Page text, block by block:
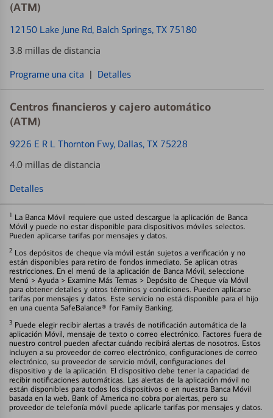
(ATM)
12150 Lake June Rd, Balch Springs, TX 75180
3.8 millas de distancia
Programe una cita | Detalles
Centros financieros y cajero automático
(ATM)
9226 E R L Thornton Fwy, Dallas, TX 75228
4.0 millas de distancia
Detalles
1 La Banca Móvil requiere que usted descargue la aplicación de Banca
Móvil y puede no estar disponible para dispositivos móviles selectos.
Pueden aplicarse tarifas por mensajes y datos.
2 Los depósitos de cheque vía móvil están sujetos a verificación y no
están disponibles para retiro de fondos inmediato. Se aplican otras
restricciones. En el menú de la aplicación de Banca Móvil, seleccione
Menú > Ayuda > Examine Más Temas > Depósito de Cheque vía Móvil
para obtener detalles y otros términos y condiciones. Pueden aplicarse
tarifas por mensajes y datos. Este servicio no está disponible para el hijo
en una cuenta SafeBalance® for Family Banking.
3 Puede elegir recibir alertas a través de notificación automática de la
aplicación Móvil, mensaje de texto o correo electrónico. Factores fuera de
nuestro control pueden afectar cuándo recibirá alertas de nosotros. Estos
incluyen a su proveedor de correo electrónico, configuraciones de correo
electrónico, su proveedor de servicio móvil, configuraciones del
dispositivo y de la aplicación. El dispositivo debe tener la capacidad de
recibir notificaciones automáticas. Las alertas de la aplicación móvil no
están disponibles para todos los dispositivos o en nuestra Banca Móvil
basada en la web. Bank of America no cobra por alertas, pero su
proveedor de telefonía móvil puede aplicarle tarifas por mensajes y datos.